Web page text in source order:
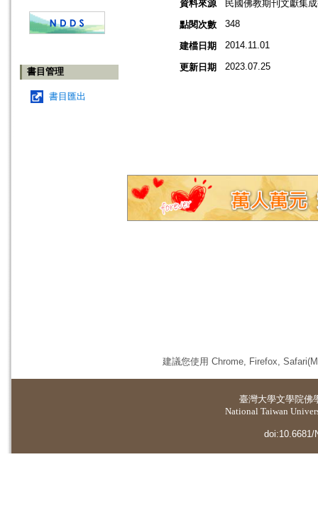
書目管理
書目匯出
資料來源
民國佛教期刊文獻集
點閱次數
348
建檔日期 2014.11.01
更新日期 2023.07.25
建議您使用 Chrome, Firefox,
臺灣大學文學院佛
National Taiwan
doi:10.6681/